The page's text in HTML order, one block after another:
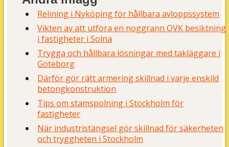
Relining i Nyköping för hållbara avloppssystem
Vikten av att utföra en noggrann OVK besiktning
i fastigheter i Solna
Trygga och hållbara lösningar med takläggare i
Göteborg
Därför gör rätt armering skillnad i varje enskild
betongkonstruktion
Tips om stamspolning i Stockholm för
fastigheter
När industristängsel gör skillnad för säkerheten
och tryggheten i Stockholm